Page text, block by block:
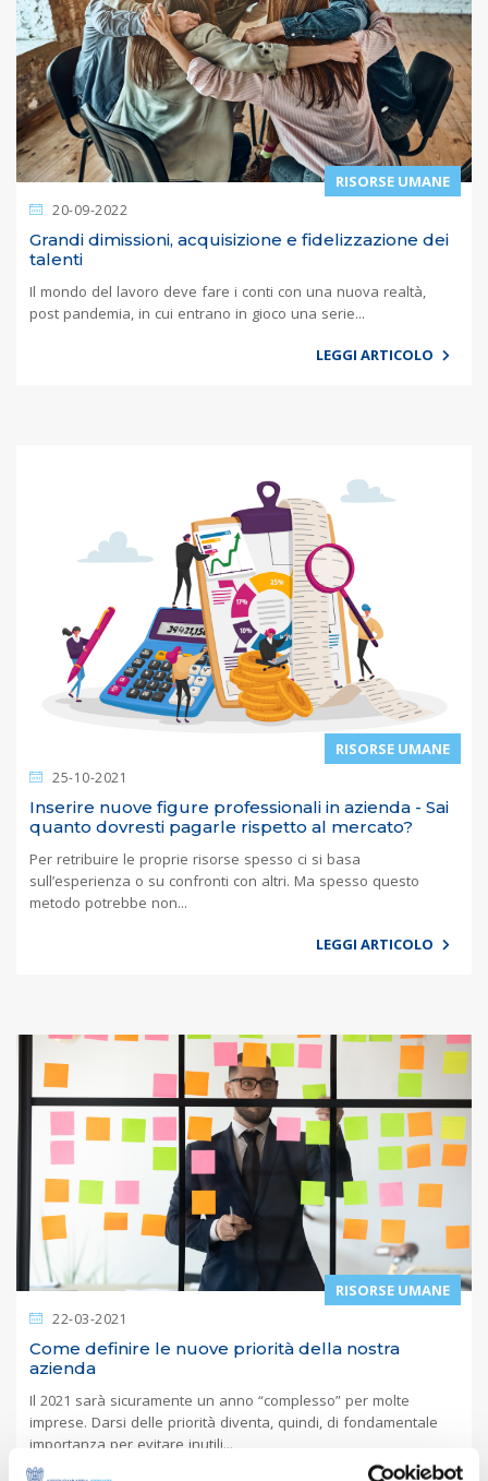
RISORSE UMANE
20-09-2022
Grandi dimissioni, acquisizione e fidelizzazione dei
talenti
Il mondo del lavoro deve fare i conti con una nuova realtà,
post pandemia, in cui entrano in gioco una serie...
LEGGI ARTICOLO
RISORSE UMANE
25-10-2021
Inserire nuove figure professionali in azienda - Sai
quanto dovresti pagarle rispetto al mercato?
Per retribuire le proprie risorse spesso ci si basa
sull’esperienza o su confronti con altri. Ma spesso questo
metodo potrebbe non...
LEGGI ARTICOLO
RISORSE UMANE
22-03-2021
Come definire le nuove priorità della nostra
azienda
Il 2021 sarà sicuramente un anno “complesso” per molte
imprese. Darsi delle priorità diventa, quindi, di fondamentale
importanza per evitare inutili...